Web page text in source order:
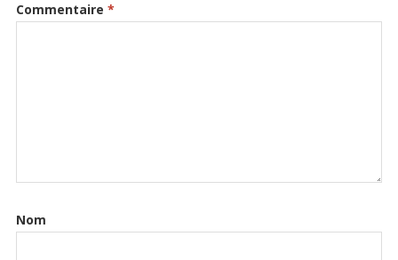
Commentaire *
Nom